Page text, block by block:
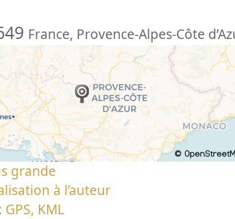
France, Provence-Alpes-Côte
grande
à l’auteur
KML